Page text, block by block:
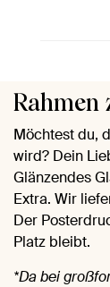
Rahmen
Möchtest du,
wird? Dein
Glänzendes
Extra. Wir
Der
Platz bleibt.
*Da bei